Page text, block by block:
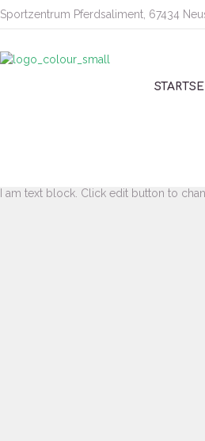
Sportzentrum Pferdsaliment, 67434
I am text block. Click edit button to